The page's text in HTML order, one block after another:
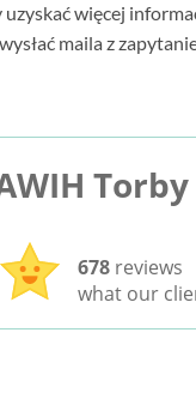
uzyskać więcej
maila z
678 reviews
what our